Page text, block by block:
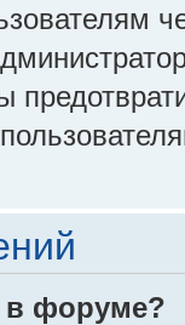
в форуме?